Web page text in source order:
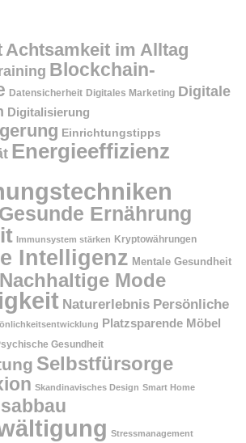
Achtsamkeit im Alltag
Blockchain-
Datensicherheit Digitales Marketing Digitale
Digitalisierung
Einrichtungstipps
Energieeffizienz
Gesunde Ernährung
Immunsystem stärken Kryptowährungen
Intelligenz Mentale Gesundheit
Nachhaltige Mode
Naturerlebnis Persönliche
Platzsparende Möbel
Gesundheit
Selbstfürsorge
Skandinavisches Design Smart Home
Stressmanagement